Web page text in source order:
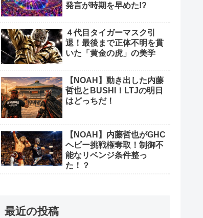
発言が時期を早めた!?
４代目タイガーマスク引
退！最後まで正体不明を貫
いた「黄金の虎」の美学
【NOAH】動き出した内藤
哲也とBUSHI！LTJの明日
はどっちだ！
【NOAH】内藤哲也がGHC
ヘビー挑戦権奪取！制御不
能なリベンジ条件整っ
た！？
最近の投稿